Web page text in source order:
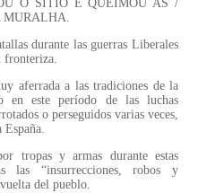
O SITIO E QUEIMOU AS /
MURALHA.
durante las guerras Liberales
fronteriza.
aferrada a las tradiciones de la
en este período de las luchas
o perseguidos varias veces,
España.
tropas y armas durante estas
las “insurrecciones, robos y
del pueblo.